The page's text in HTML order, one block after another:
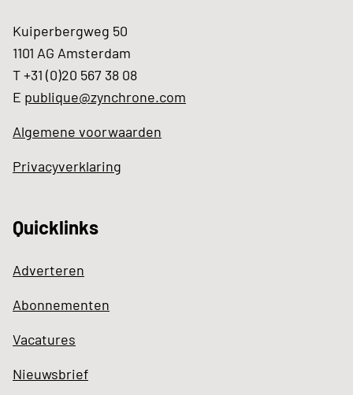
Kuiperbergweg 50
1101 AG Amsterdam
T +31 (0)20 567 38 08
E publique@zynchrone.com
Algemene voorwaarden
Privacyverklaring
Quicklinks
Adverteren
Abonnementen
Vacatures
Nieuwsbrief